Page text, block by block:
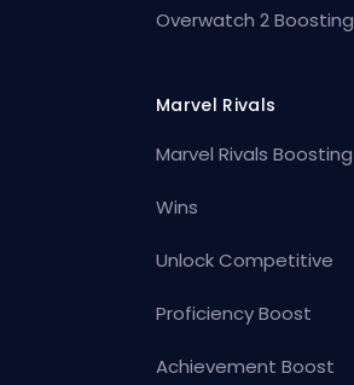
Overwatch 2 Boosting
Marvel Rivals
Marvel Rivals Boosting
Wins
Unlock Competitive
Proficiency Boost
Achievement Boost